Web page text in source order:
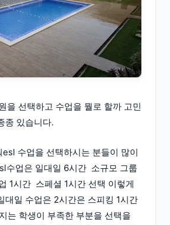
을 선택하고 수업을 뭘로 할까 고민
종 있습니다.
esl 수업을 선택하시는 분들이 많이
수업은 일대일 6시간 소규모 그룹
1시간 스페셜 1시간 선택 이렇게
대일 수업은 2시간은 스피킹 1시간
는 학생이 부족한 부분을 선택을